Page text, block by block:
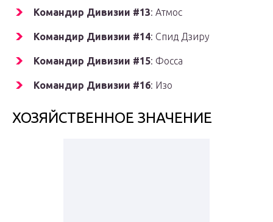
Командир Дивизии #13: Атмос
Командир Дивизии #14: Спид Дзиру
Командир Дивизии #15: Фосса
Командир Дивизии #16: Изо
ХОЗЯЙСТВЕННОЕ ЗНАЧЕНИЕ